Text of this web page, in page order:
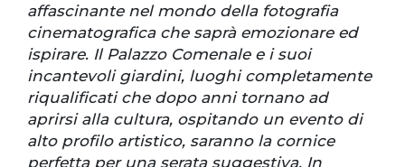
affascinante nel mondo della fotografia
cinematografica che saprà emozionare ed
ispirare. Il Palazzo Comenale e i suoi
incantevoli giardini, luoghi completamente
riqualificati che dopo anni tornano ad
aprirsi alla cultura, ospitando un evento di
alto profilo artistico, saranno la cornice
perfetta per una serata suggestiva. In